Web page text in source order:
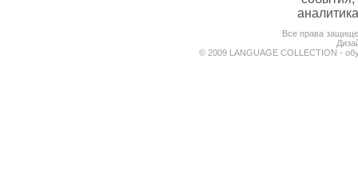
Все права
© 2009 LANGUAGE COLLECTION -